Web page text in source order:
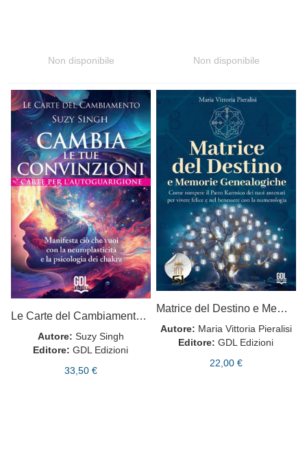
Non disponibile Non disponibile
Le Carte del Cambiamento: Cambia le tue Convinzioni
Autore: Suzy Singh
Editore: GDL Edizioni
33,50 €
Matrice del Destino e Memorie Genealogiche
Autore: Maria Vittoria Pieralisi
Editore: GDL Edizioni
22,00 €